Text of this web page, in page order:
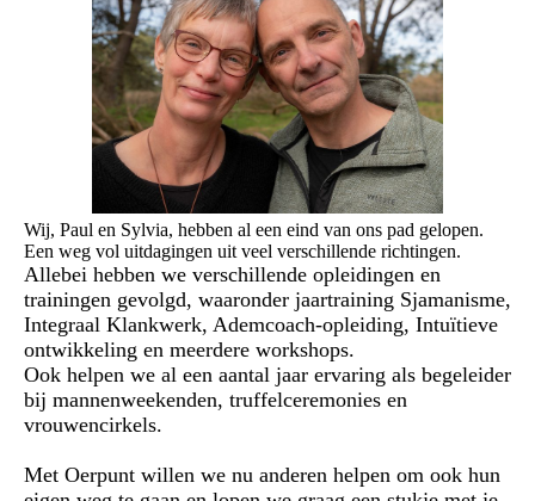
Wij, Paul en Sylvia, hebben al een eind van ons pad gelopen.
Een weg vol uitdagingen uit veel verschillende richtingen.
Allebei hebben we verschillende opleidingen en
trainingen gevolgd, waaronder jaartraining Sjamanisme,
Integraal Klankwerk, Ademcoach-opleiding, Intuïtieve
ontwikkeling en meerdere workshops.
Ook helpen we al een aantal jaar ervaring als begeleider
bij mannenweekenden, truffelceremonies en
vrouwencirkels.
Met Oerpunt willen we nu anderen helpen om ook hun